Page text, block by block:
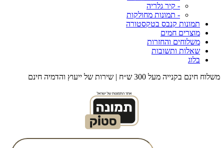
- קיר גלריה
- תמונות מחולקות
תמונות קנבס בטקסטורה
מוצרים חמים
משלוחים והחזרות
שאלות ותשובות
בלוג
משלוח חינם בקנייה מעל 300 ש״ח | שירות של ייעוץ והדמיה חינם